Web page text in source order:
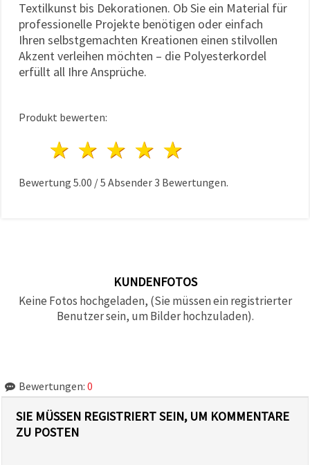
Textilkunst bis Dekorationen. Ob Sie ein Material für
professionelle Projekte benötigen oder einfach
Ihren selbstgemachten Kreationen einen stilvollen
Akzent verleihen möchten – die Polyesterkordel
erfüllt all Ihre Ansprüche.
Produkt bewerten:
4 Sterne
3 Sterne
2 Sterne
1 Stern
Bewertung 5.00 /5 Absender3 Bewertungen.
KUNDENFOTOS
Keine Fotos hochgeladen, (Sie müssen ein registrierter
Benutzer sein, um Bilder hochzuladen).
Bewertungen: 0
SIE MÜSSEN REGISTRIERT SEIN, UM KOMMENTARE
ZU POSTEN